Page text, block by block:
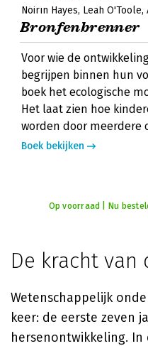
Nóirín Hayes Leah O'Toole
Bronfenbrenner
Voor wie de
begrijpen binnen hun
boek het ecologische
Het laat zien hoe
worden door meerdere
Boek bekijken
Op voorraad | Nu
De kracht van
Wetenschappelijk
keer: de eerste zeven
hersenontwikkeling. In